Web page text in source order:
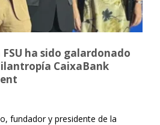
ha sido galardonado
CaixaBank
fundador y presidente de la